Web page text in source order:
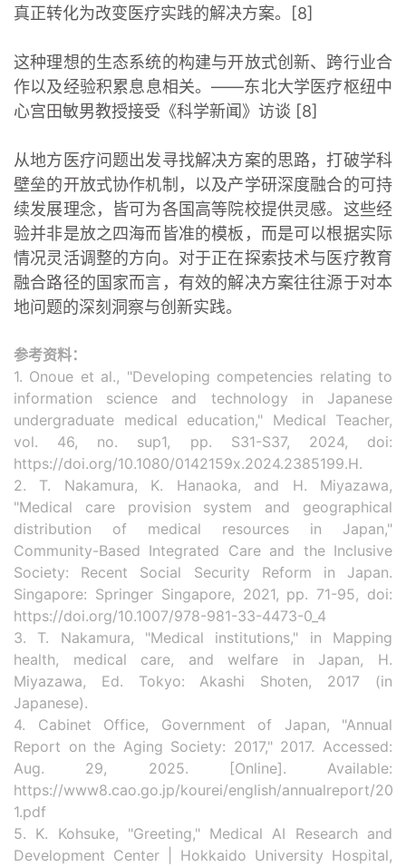
真正转化为改变医疗实践的解决方案。[8]
这种理想的生态系统的构建与开放式创新、跨行业合
作以及经验积累息息相关。——东北大学医疗枢纽中
心宫田敏男教授接受《科学新闻》访谈 [8]
从地方医疗问题出发寻找解决方案的思路，打破学科
壁垒的开放式协作机制，以及产学研深度融合的可持
续发展理念，皆可为各国高等院校提供灵感。这些经
验并非是放之四海而皆准的模板，而是可以根据实际
情况灵活调整的方向。对于正在探索技术与医疗教育
融合路径的国家而言，有效的解决方案往往源于对本
地问题的深刻洞察与创新实践。
参考资料：
1. Onoue et al., "Developing competencies relating to
information science and technology in Japanese
undergraduate medical education," Medical Teacher,
vol. 46, no. sup1, pp. S31-S37, 2024, doi:
https://doi.org/10.1080/0142159x.2024.2385199.H.
2. T. Nakamura, K. Hanaoka, and H. Miyazawa,
"Medical care provision system and geographical
distribution of medical resources in Japan,"
Community-Based Integrated Care and the Inclusive
Society: Recent Social Security Reform in Japan.
Singapore: Springer Singapore, 2021, pp. 71-95, doi:
https://doi.org/10.1007/978-981-33-4473-0_4
3. T. Nakamura, "Medical institutions," in Mapping
health, medical care, and welfare in Japan, H.
Miyazawa, Ed. Tokyo: Akashi Shoten, 2017 (in
Japanese).
4. Cabinet Office, Government of Japan, "Annual
Report on the Aging Society: 2017," 2017. Accessed:
Aug. 29, 2025. [Online]. Available:
https://www8.cao.go.jp/kourei/english/annualreport/
1.pdf
5. K. Kohsuke, "Greeting," Medical AI Research and
Development Center | Hokkaido University Hospital,